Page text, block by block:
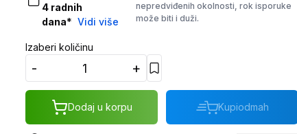
4 radnih
dana* Vidi više
nepredviđenih okolnosti, rok isporuke
može biti i duži.
Izaberi količinu
- +
Dodaj u korpu Kupiodmah